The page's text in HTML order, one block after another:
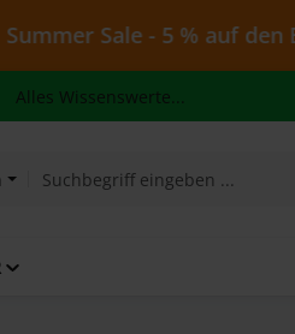
Sale - 5 % auf den
Alles Wissenswerte...